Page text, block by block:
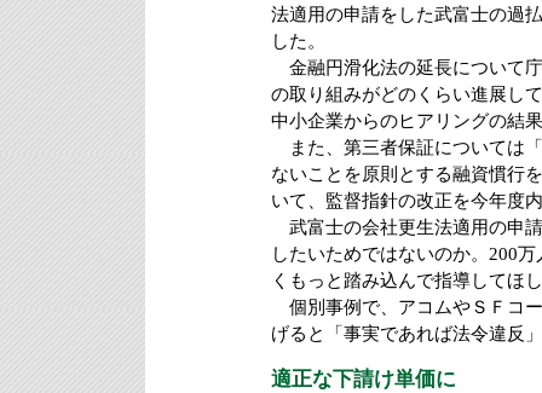
法適用の申請をした武富士の過
した。
金融円滑化法の延長について
の取り組みがどのくらい進展し
中小企業からのヒアリングの結
また、第三者保証については
ないことを原則とする融資慣行
いて、監督指針の改正を今年度
武富士の会社更生法適用の申
したいためではないのか。200
くもっと踏み込んで指導してほ
個別事例で、アコムやＳＦコ
げると「事実であれば法令違反
適正な下請け単価に